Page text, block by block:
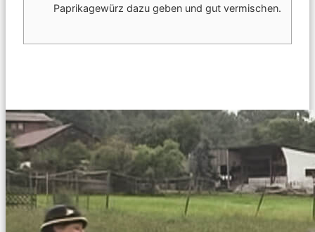
Paprikagewürz dazu geben und gut vermischen.